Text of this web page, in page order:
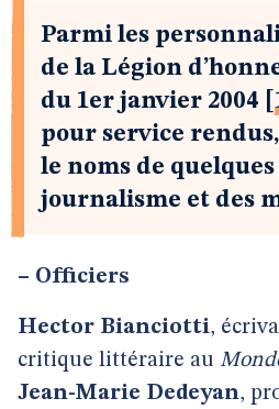
Parmi les
de la Légion
du 1er janvier 2004
pour service
le noms de
journalisme et des
– Officiers
Hector Bianciotti,
critique littéraire au
Jean-Marie Dedeyan,